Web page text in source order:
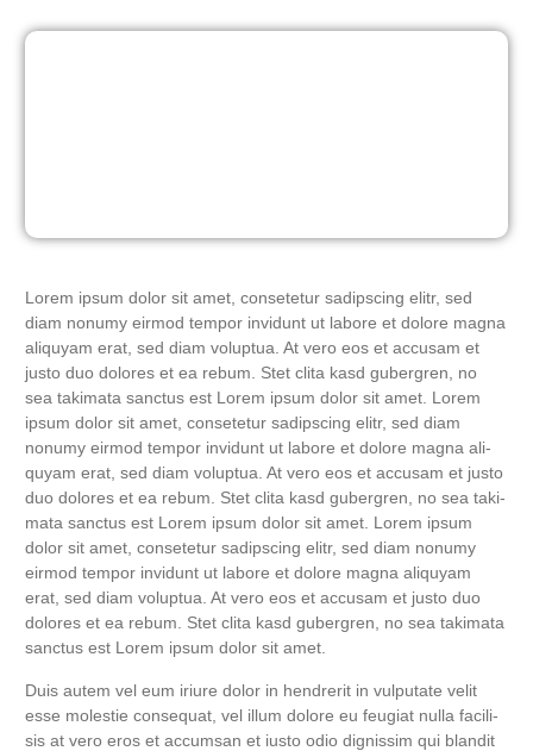
Lorem ipsum dolor sit amet, con­sete­tur sadipscing elitr, sed
diam nonumy eirm­od tem­por invidunt ut labo­re et dolo­re magna
ali­quyam erat, sed diam volup­tua. At vero eos et accu­sam et
jus­to duo dolo­res et ea rebum. Stet cli­ta kasd guber­gren, no
sea taki­ma­ta sanc­tus est Lorem ipsum dolor sit amet. Lorem
ipsum dolor sit amet, con­sete­tur sadipscing elitr, sed diam
nonumy eirm­od tem­por invidunt ut labo­re et dolo­re magna ali­
quyam erat, sed diam volup­tua. At vero eos et accu­sam et jus­to
duo dolo­res et ea rebum. Stet cli­ta kasd guber­gren, no sea taki­
ma­ta sanc­tus est Lorem ipsum dolor sit amet. Lorem ipsum
dolor sit amet, con­sete­tur sadipscing elitr, sed diam nonumy
eirm­od tem­por invidunt ut labo­re et dolo­re magna ali­quyam
erat, sed diam volup­tua. At vero eos et accu­sam et jus­to duo
dolo­res et ea rebum. Stet cli­ta kasd guber­gren, no sea taki­ma­ta
sanc­tus est Lorem ipsum dolor sit amet.
Duis autem vel eum iri­ure dolor in hendre­rit in vul­pu­ta­te velit
esse moles­tie con­se­quat, vel illum dolo­re eu feu­gi­at nulla faci­li­
sis at vero eros et accum­san et ius­to odio dig­nis­sim qui blan­dit